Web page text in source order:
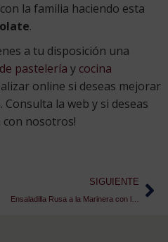
la familia haciendo esta
.
a tu disposición una
pastelería y cocina
online si deseas mejorar
la web y si deseas
con nosotros!
SIGUIENTE
Ensaladilla Rusa a la Marinera con lactonesa ¡Te explicamos cómo hacer esta receta!